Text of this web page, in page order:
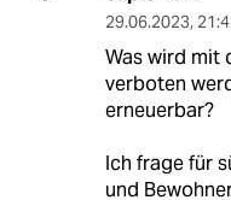
29.06.2023,
Was wird mit
verboten
erneuerbar?
Ich frage für
und